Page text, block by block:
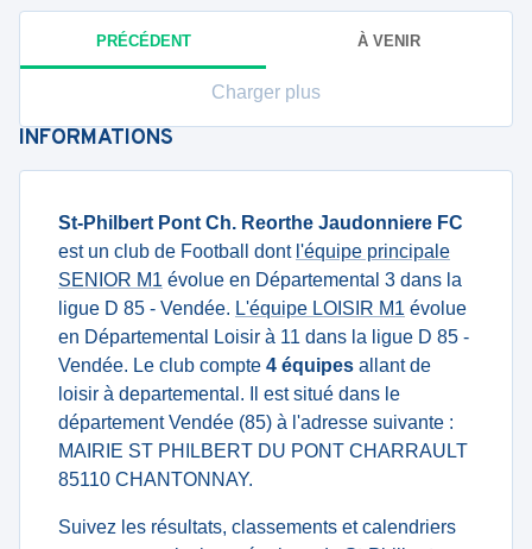
PRÉCÉDENT À VENIR
Charger plus
INFORMATIONS
St-Philbert Pont Ch. Reorthe Jaudonniere FC
est un club de Football dont l'équipe principale
SENIOR M1 évolue en Départemental 3 dans la
ligue D 85 - Vendée. L'équipe LOISIR M1 évolue
en Départemental Loisir à 11 dans la ligue D 85 -
Vendée. Le club compte 4 équipes allant de
loisir à departemental. Il est situé dans le
département Vendée (85) à l'adresse suivante :
MAIRIE ST PHILBERT DU PONT CHARRAULT
85110 CHANTONNAY.
Suivez les résultats, classements et calendriers